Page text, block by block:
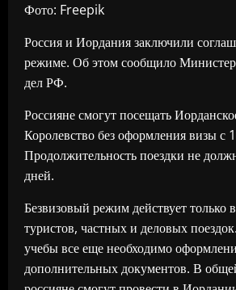
Фото: Freepik
Россия и Иордания заключили
режиме. Об этом сообщило
дел РФ.
Россияне смогут посещать
Королевство без оформления визы с
Продолжительность поездки не
дней.
Безвизовый режим действует только
туристов, частных и деловых
учебы все еще необходимо
дополнительных документов. В